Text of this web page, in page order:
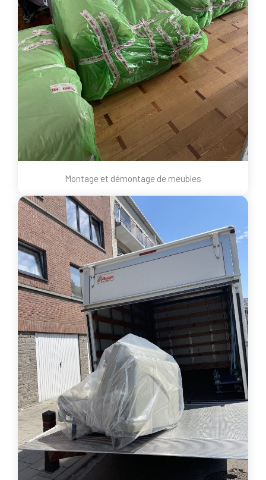
Montage et démontage de meubles